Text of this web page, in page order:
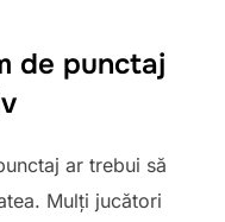
de punctaj
ar trebui să
Mulți jucători